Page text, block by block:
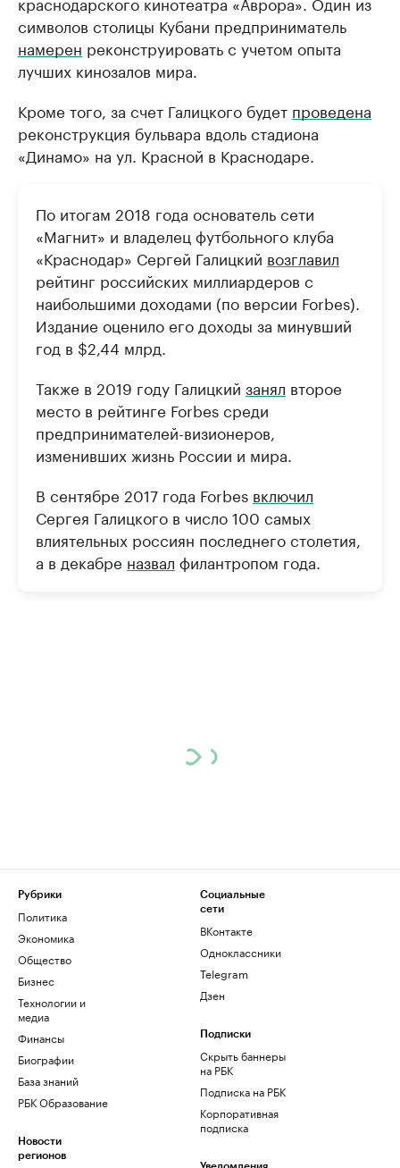
символов столицы Кубани предприниматель
намерен реконструировать с учетом опыта
лучших кинозалов мира.
Кроме того, за счет Галицкого будет проведена
реконструкция бульвара вдоль стадиона
«Динамо» на ул. Красной в Краснодаре.
По итогам 2018 года основатель сети
«Магнит» и владелец футбольного клуба
«Краснодар» Сергей Галицкий возглавил
рейтинг российских миллиардеров с
наибольшими доходами (по версии Forbes).
Издание оценило его доходы за минувший
год в $2,44 млрд.
Также в 2019 году Галицкий занял второе
место в рейтинге Forbes среди
предпринимателей-визионеров,
изменивших жизнь России и мира.
В сентябре 2017 года Forbes включил
Сергея Галицкого в число 100 самых
влиятельных россиян последнего столетия,
а в декабре назвал филантропом года.
Рубрики
Политика
Экономика
Общество
Бизнес
Технологии и
медиа
Финансы
Биографии
База знаний
РБК Образование
Новости
регионов
Социальные
сети
ВКонтакте
Одноклассники
Telegram
Дзен
Подписки
Скрыть баннеры
на РБК
Подписка на РБК
Корпоративная
подписка